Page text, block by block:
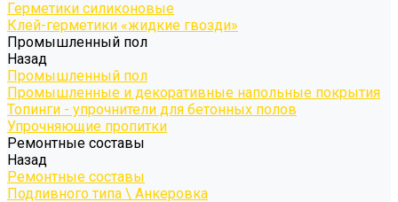
Герметики силиконовые
Клей-герметики «жидкие гвозди»
Промышленный пол
Назад
Промышленный пол
Промышленные и декоративные напольные покрытия
Топинги - упрочнители для бетонных полов
Упрочняющие пропитки
Ремонтные составы
Назад
Ремонтные составы
Подливного типа \ Анкеровка